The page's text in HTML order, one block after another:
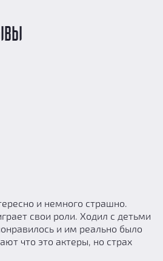
и немного страшно.
свои роли. Ходил с детьми
и им реально было
что это актеры, но страх